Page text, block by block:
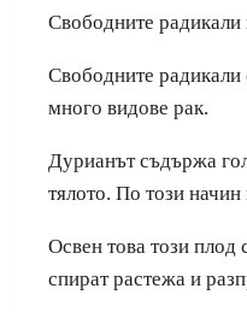
Свободните радикали
Свободните
много видове рак.
Дурианът съдържа
тялото. По този
Освен това този плод
спират растежа и